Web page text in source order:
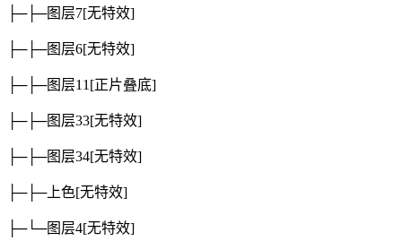
├─├─图层7[无特效]
├─├─图层6[无特效]
├─├─图层11 [正片叠底]
├─├─图层33[无特效]
├─├─图层34[无特效]
├─├─上色[无特效]
├─└─图层4[无特效]